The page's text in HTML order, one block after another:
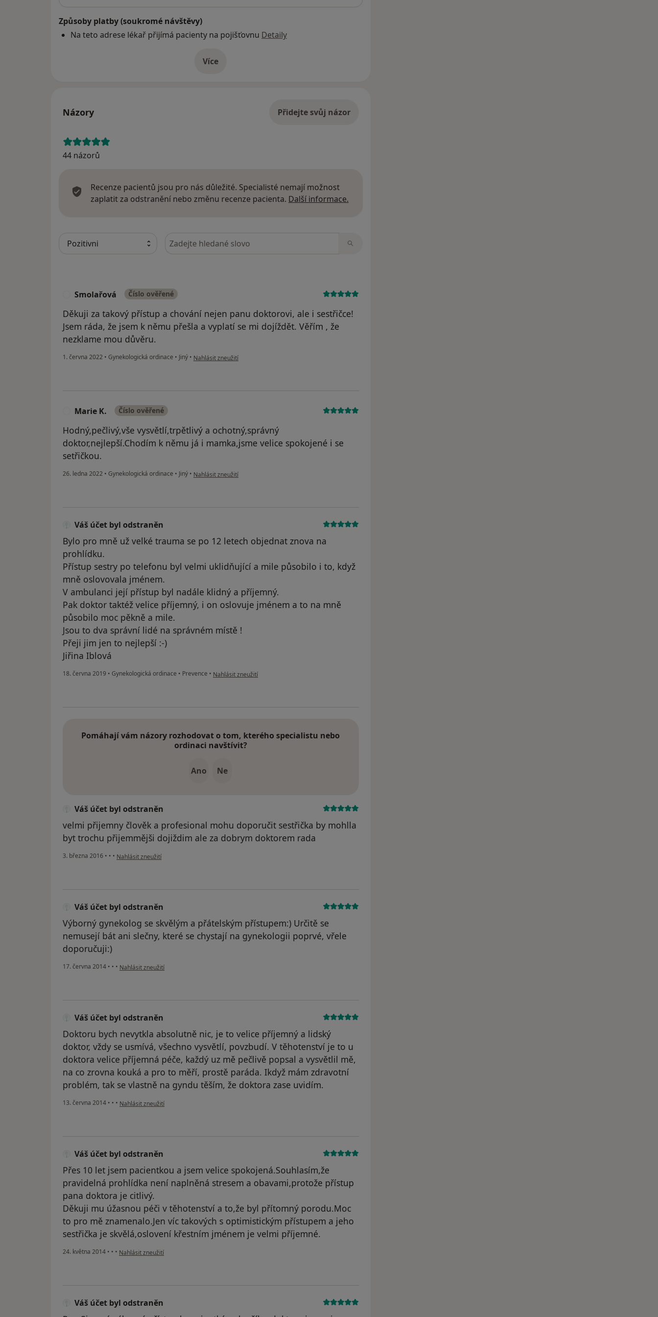
Způsoby platby (soukromé návštěvy)
Na teto adrese lékař přijímá pacienty na pojišťovnu Detaily
Víceo adrese
Názory Přidejte svůj názor
44 názorů
Recenze pacientů jsou pro nás důležité. Specialisté nemají možnost
zaplatit za odstranění nebo změnu recenze pacienta. Další informace.
Hledejte v názorech
Smolařová Číslo ověřené
Děkuji za takový přístup a chování nejen panu doktorovi, ale i sestřičce!
Jsem ráda, že jsem k němu přešla a vyplatí se mi dojíždět. Věřím , že
nezklame mou důvěru.
1. června 2022 • Gynekologická ordinace • Jiný • podle názoru uživatele Smolařová
Nahlásit zneužití
Marie K. Číslo ověřené
Hodný,pečlivý,vše vysvětlí,trpětlivý a ochotný,správný
doktor,nejlepší.Chodím k němu já i mamka,jsme velice spokojené i se
setřičkou.
26. ledna 2022 • Gynekologická ordinace • Jiný • podle názoru uživatele Marie K.
Nahlásit zneužití
Váš účet byl odstraněn
Bylo pro mně už velké trauma se po 12 letech objednat znova na
prohlídku.
Přístup sestry po telefonu byl velmi uklidňující a mile působilo i to, když
mně oslovovala jménem.
V ambulanci její přístup byl nadále klidný a příjemný.
Pak doktor taktéž velice příjemný, i on oslovuje jménem a to na mně
působilo moc pěkně a mile.
Jsou to dva správní lidé na správném místě !
Přeji jim jen to nejlepší :-)
Jiřina Iblová
18. června 2019 • Gynekologická ordinace • Prevence • podle názoru uživatele Váš účet byl odstraněn
Nahlásit zneužití
Pomáhají vám názory rozhodovat o tom, kterého specialistu nebo
ordinaci navštívit?
Ano Ne
Váš účet byl odstraněn
velmi přijemny člověk a profesional mohu doporučit sestřička by mohlla
byt trochu přijemmějši dojiždim ale za dobrym doktorem rada
3. března 2016 • • • podle názoru uživatele Váš účet byl odstraněn
Nahlásit zneužití
Váš účet byl odstraněn
Výborný gynekolog se skvělým a přátelským přístupem:) Určitě se
nemusejí bát ani slečny, které se chystají na gynekologii poprvé, vřele
doporučuji:)
17. června 2014 • • • podle názoru uživatele Váš účet byl odstraněn
Nahlásit zneužití
Váš účet byl odstraněn
Doktoru bych nevytkla absolutně nic, je to velice příjemný a lidský
doktor, vždy se usmívá, všechno vysvětlí, povzbudí. V těhotenství je to u
doktora velice příjemná péče, každý uz mě pečlivě popsal a vysvětlil mě,
na co zrovna kouká a pro to měří, prostě paráda. Ikdyž mám zdravotní
problém, tak se vlastně na gyndu těším, že doktora zase uvidím.
13. června 2014 • • • podle názoru uživatele Váš účet byl odstraněn
Nahlásit zneužití
Váš účet byl odstraněn
Přes 10 let jsem pacientkou a jsem velice spokojená.Souhlasím,že
pravidelná prohlídka není naplněná stresem a obavami,protože přístup
pana doktora je citlivý.
Děkuji mu úžasnou péči v těhotenství a to,že byl přítomný porodu.Moc
to pro mě znamenalo.Jen víc takových s optimistickým přístupem a jeho
sestřička je skvělá,oslovení křestním jménem je velmi příjemné.
24. května 2014 • • • podle názoru uživatele Váš účet byl odstraněn
Nahlásit zneužití
Váš účet byl odstraněn